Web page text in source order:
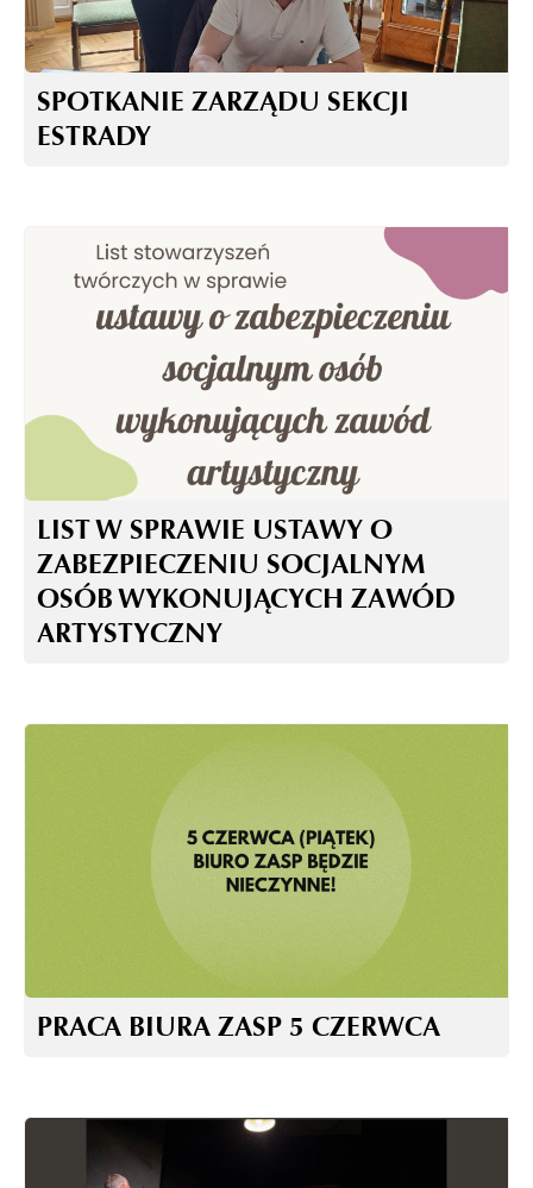
SPOTKANIE ZARZĄDU SEKCJI
ESTRADY
LIST W SPRAWIE USTAWY O
ZABEZPIECZENIU SOCJALNYM
OSÓB WYKONUJĄCYCH ZAWÓD
ARTYSTYCZNY
PRACA BIURA ZASP 5 CZERWCA